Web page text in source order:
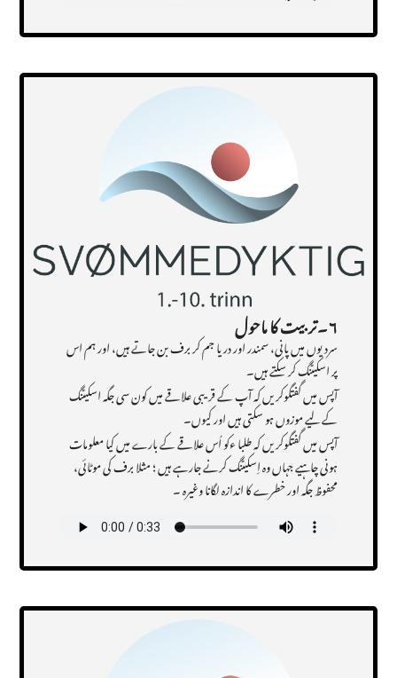
۶ ۔تربیت کا ماحول
سردیوں میں پانی، سمندر اور دریا جم کر برف بن جاتے ہیں، اور ہم اس
پر اسکیٹنگ کر سکتے ہیں۔
آپس میں گفتگوکریں کہ آپ کے قریبی علاقے میں کون سی جگہ اسکیٹنگ
کے لیے موزوں ہو سکتی ہیں اور کیوں۔
آپس میں گفتگوکریں کہ طلبا ءکو اُس علاقے کے بارے میں کیا معلومات
ہونی چاہیے جہاں وہ اِسکیٹنگ کرنے جارہے ہیں ؛ مثلا برف کی موٹائی،
محفوظ جگہ اور خطرے کا اندازہ لگانا وغیرہ ۔